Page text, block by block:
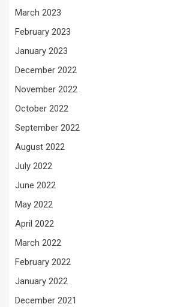
March 2023
February 2023
January 2023
December 2022
November 2022
October 2022
September 2022
August 2022
July 2022
June 2022
May 2022
April 2022
March 2022
February 2022
January 2022
December 2021